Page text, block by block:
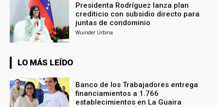
Presidenta Rodríguez lanza plan
crediticio con subsidio directo para
juntas de condominio
Wuinder Urbina
LO MÁS LEÍDO
Banco de los Trabajadores entrega
financiamientos a 1.766
establecimientos en La Guaira